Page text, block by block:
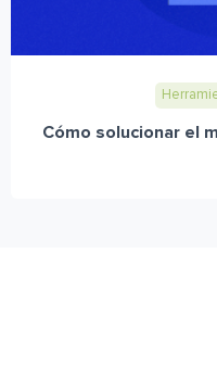
Cómo solucionar el